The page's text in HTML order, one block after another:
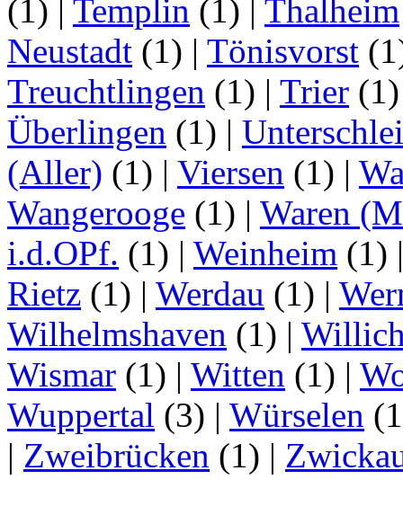
(1) Templin (1) Thalheim
Neustadt (1) | Tönisvorst
Treuchtlingen (1) | Trier
Überlingen (1) |
(Aller) (1) | Viersen (1) |
Wangerooge (1) | Waren
i.d.OPf. (1) | Weinheim (1)
Rietz (1) | Werdau (1) |
Wilhelmshaven (1) |
Wismar (1) | Witten (1) |
Wuppertal (3) | Würselen
| Zweibrücken (1) |